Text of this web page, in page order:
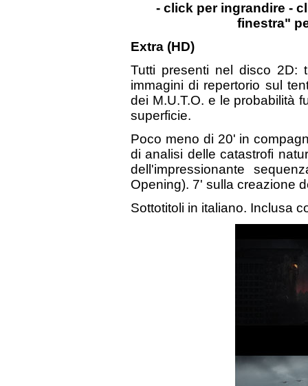
- click per ingrandire -
finestra"
Extra (HD)
Tutti presenti nel disco
immagini di repertorio sul
dei M.U.T.O. e le probabilità
superficie.
Poco meno di 20' in
di analisi delle catastrofi
dell'impressionante
Opening). 7' sulla creazione
Sottotitoli in italiano. Inclusa